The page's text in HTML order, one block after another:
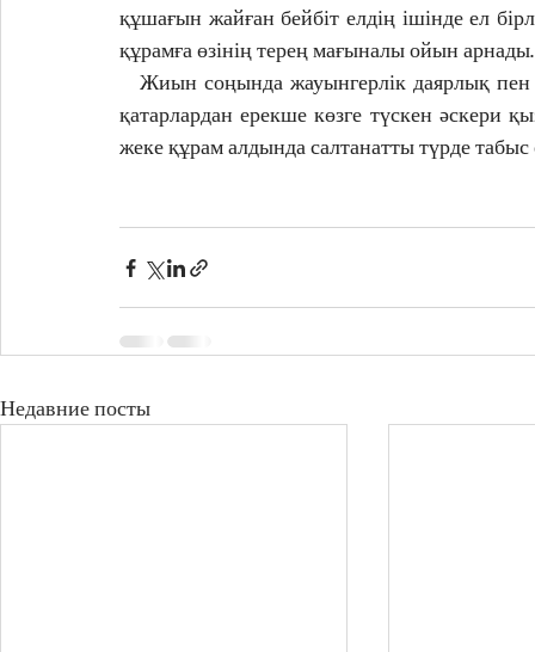
құшағын жайған бейбіт елдің ішінде ел
құрамға өзінің терең мағыналы ойын арнады.
Жиын соңында жауынгерлік даярлық пен
қатарлардан ерекше көзге түскен әскери
жеке құрам алдында салтанатты түрде табыс
Недавние посты